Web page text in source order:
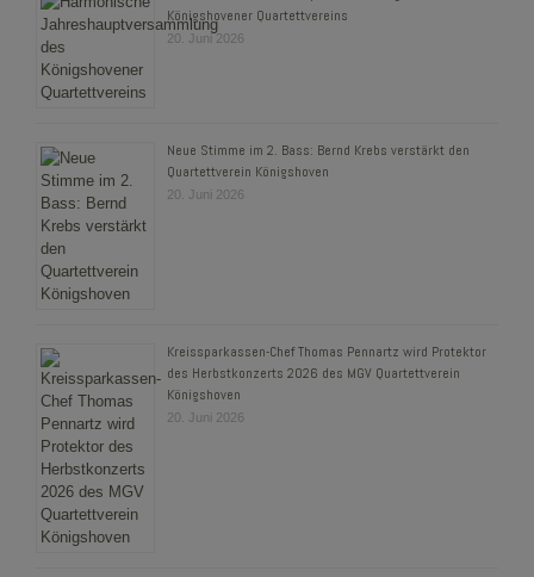
Königshovener Quartettvereins
20. Juni 2026
Neue Stimme im 2. Bass: Bernd Krebs verstärkt den
Quartettverein Königshoven
20. Juni 2026
Kreissparkassen-Chef Thomas Pennartz wird Protektor
des Herbstkonzerts 2026 des MGV Quartettverein
Königshoven
20. Juni 2026